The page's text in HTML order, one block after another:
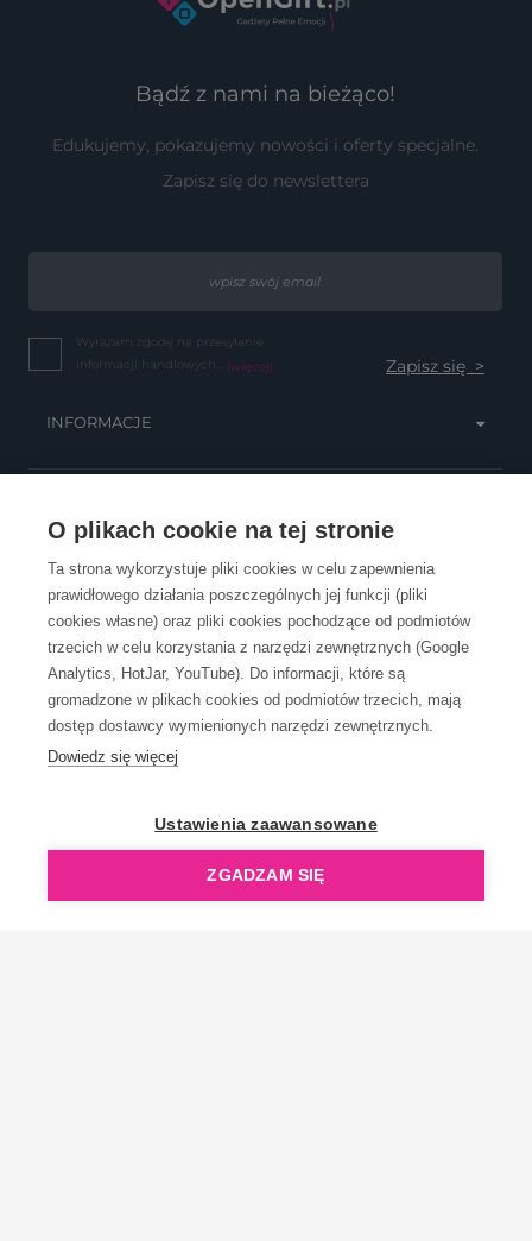
O plikach cookie na tej stronie
Ta strona wykorzystuje pliki cookies w celu zapewnienia
prawidłowego działania poszczególnych jej funkcji (pliki
cookies własne) oraz pliki cookies pochodzące od podmiotów
trzecich w celu korzystania z narzędzi zewnętrznych (Google
Analytics, HotJar, YouTube). Do informacji, które są
gromadzone w plikach cookies od podmiotów trzecich, mają
dostęp dostawcy wymienionych narzędzi zewnętrznych.
Dowiedz się więcej
Ustawienia zaawansowane
ZGADZAM SIĘ
Bądź z nami na bieżąco!
Edukujemy, pokazujemy nowości i oferty specjalne.
Zapisz się do newslettera
Wyrażam zgodę na przesyłanie
informacji handlowych... (więcej)
INFORMACJE
OBSŁUGA KLIENTA
KONTAKT
OpenGift jest częścią ReflectGroup.